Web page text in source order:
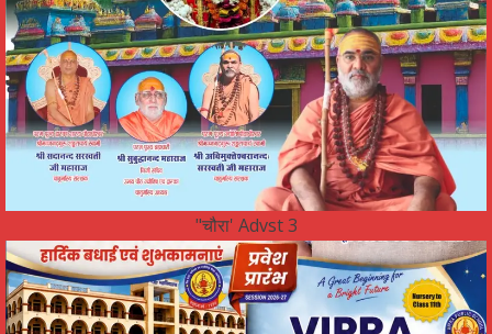
"चौरा' Advst 3